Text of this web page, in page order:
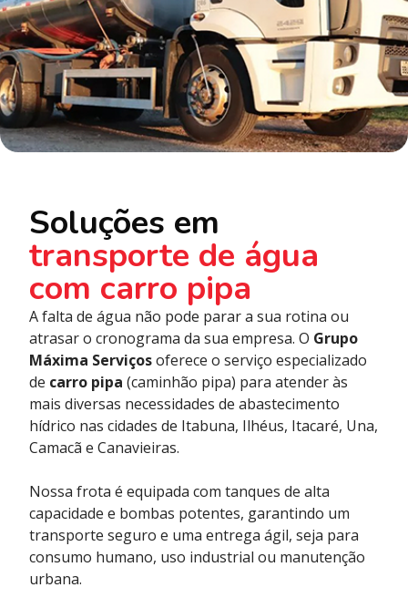
Soluções em
transporte de água
com carro pipa
A falta de água não pode parar a sua rotina ou
atrasar o cronograma da sua empresa. O Grupo
Máxima Serviçosoferece o serviço especializado
de carro pipa (caminhão pipa) para atender às
mais diversas necessidades de abastecimento
hídrico nas cidades de Itabuna, Ilhéus, Itacaré, Una,
Camacã e Canavieiras.
Nossa frota é equipada com tanques de alta
capacidade e bombas potentes, garantindo um
transporte seguro e uma entrega ágil, seja para
consumo humano, uso industrial ou manutenção
urbana.